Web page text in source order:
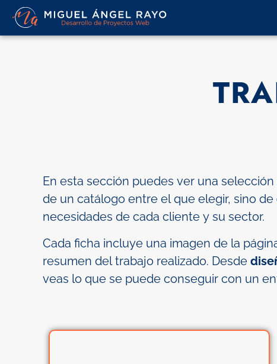
En esta sección puedes ver una
de un catálogo entre el que elegir, sino de
necesidades de cada cliente y su sector.
Cada ficha incluye una imagen de la
resumen del trabajo realizado. Desde
veas lo que se puede conseguir con un